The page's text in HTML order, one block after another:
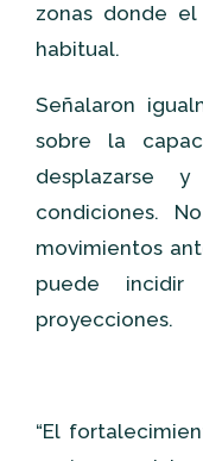
zonas donde
habitual.
Señalaron
sobre la
desplazarse
condiciones.
movimientos
puede
proyecciones.
“El